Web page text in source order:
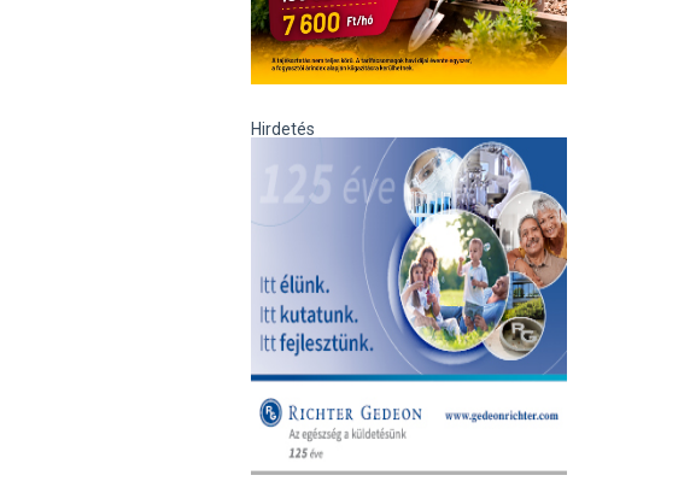
Hirdetés